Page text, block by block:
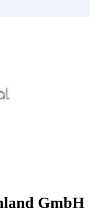
GmbH